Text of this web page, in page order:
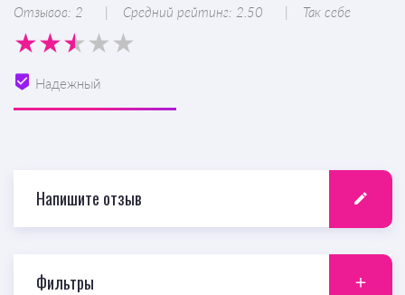
Отзывов: 2 Средний рейтинг: 2.50 Так себе
Надежный
Напишите отзыв
Фильтры